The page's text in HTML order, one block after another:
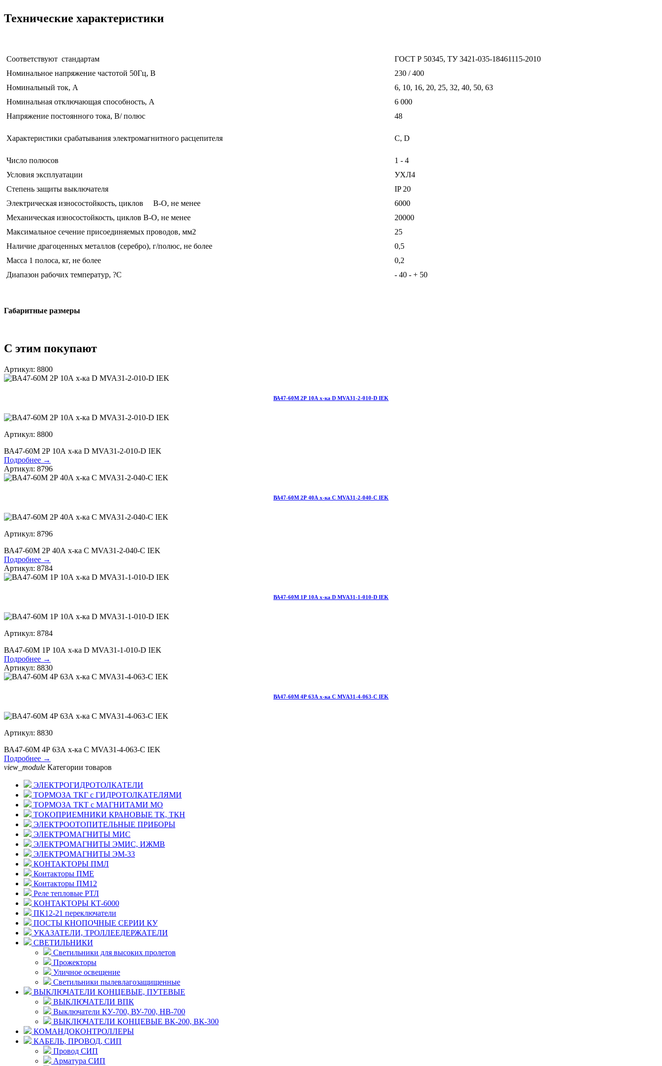
Технические характеристики
Соответствуют стандартам
ГОСТ Р 50345, ТУ 3421-035-18461115-2010
Номинальное напряжение частотой 50Гц, В
230 / 400
Номинальный ток, А
6, 10, 16, 20, 25, 32, 40, 50, 63
Номинальная отключающая способность, А
6 000
Напряжение постоянного тока, В/ полюс
48
Характеристики срабатывания электромагнитного расцепителя С, D
Число полюсов
1 - 4
Условия эксплуатации
УХЛ4
Степень защиты выключателя
IP 20
Электрическая износостойкость, циклов В-О, не менее
6000
Механическая износостойкость, циклов В-О, не менее
20000
Максимальное сечение присоединяемых проводов, мм2
25
Наличие драгоценных металлов (серебро), г/полюс, не более
0,5
Масса 1 полоса, кг, не более
0,2
Диапазон рабочих температур, ?С
- 40 - + 50
Габаритные размеры
С этим покупают
Артикул: 8800
ВА47-60М 2Р 10А х-ка D MVA31-2-010-D IEK
Артикул: 8800
ВА47-60М 2Р 10А х-ка D MVA31-2-010-D IEK
Подробнее →
Артикул: 8796
ВА47-60М 2Р 40А х-ка С MVA31-2-040-С IEK
Артикул: 8796
ВА47-60М 2Р 40А х-ка С MVA31-2-040-С IEK
Подробнее →
Артикул: 8784
ВА47-60М 1Р 10А х-ка D MVA31-1-010-D IEK
Артикул: 8784
ВА47-60М 1Р 10А х-ка D MVA31-1-010-D IEK
Подробнее →
Артикул: 8830
ВА47-60М 4Р 63А х-ка С MVA31-4-063-С IEK
Артикул: 8830
ВА47-60М 4Р 63А х-ка С MVA31-4-063-С IEK
Подробнее →
view_module Категории товаров
ЭЛЕКТРОГИДРОТОЛКАТЕЛИ
ТОРМОЗА ТКГ с ГИДРОТОЛКАТЕЛЯМИ
ТОРМОЗА ТКТ с МАГНИТАМИ МО
ТОКОПРИЕМНИКИ КРАНОВЫЕ ТК, ТКН
ЭЛЕКТРООТОПИТЕЛЬНЫЕ ПРИБОРЫ
ЭЛЕКТРОМАГНИТЫ МИС
ЭЛЕКТРОМАГНИТЫ ЭМИС, ИЖМВ
ЭЛЕКТРОМАГНИТЫ ЭМ-33
КОНТАКТОРЫ ПМЛ
Контакторы ПМЕ
Контакторы ПМ12
Реле тепловые РТЛ
КОНТАКТОРЫ КТ-6000
ПК12-21 переключатели
ПОСТЫ КНОПОЧНЫЕ СЕРИИ КУ
УКАЗАТЕЛИ, ТРОЛЛЕЕДЕРЖАТЕЛИ
СВЕТИЛЬНИКИ
Светильники для высоких пролетов
Прожекторы
Уличное освещение
Светильники пылевлагозащищенные
ВЫКЛЮЧАТЕЛИ КОНЦЕВЫЕ, ПУТЕВЫЕ
ВЫКЛЮЧАТЕЛИ ВПК
Выключатели КУ-700, ВУ-700, НВ-700
ВЫКЛЮЧАТЕЛИ КОНЦЕВЫЕ ВК-200, ВК-300
КОМАНДОКОНТРОЛЛЕРЫ
КАБЕЛЬ, ПРОВОД, СИП
Провод СИП
Арматура СИП